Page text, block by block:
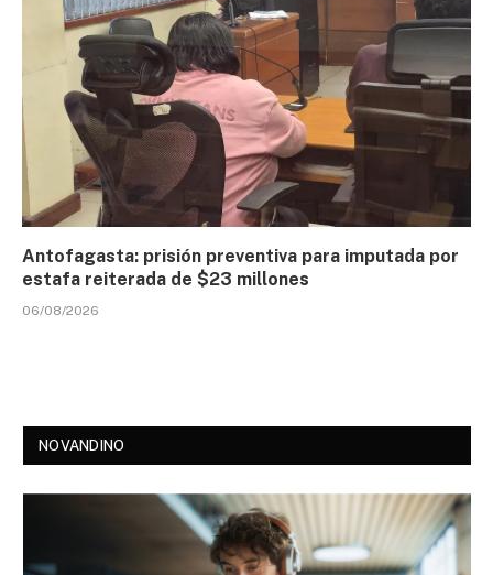
Antofagasta: prisión preventiva para imputada por
estafa reiterada de $23 millones
06/08/2026
NOVANDINO